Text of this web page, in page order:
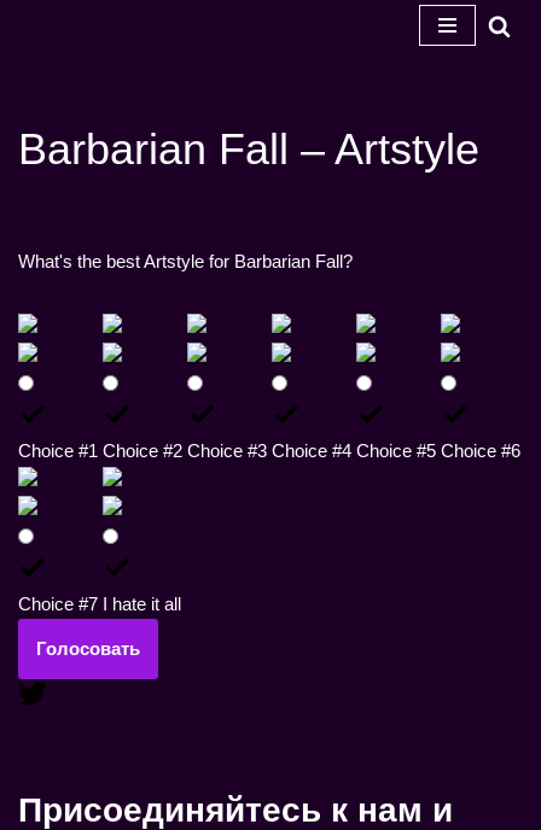
Barbarian Fall – Artstyle
What's the best Artstyle for Barbarian Fall?
Choice #1 Choice #2 Choice #3 Choice #4 Choice #5 Choice #6
Choice #7 I hate it all
Голосовать
Присоединяйтесь к нам и